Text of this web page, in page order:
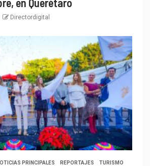
Directordigital
PRINCIPALES REPORTAJES TURISMO